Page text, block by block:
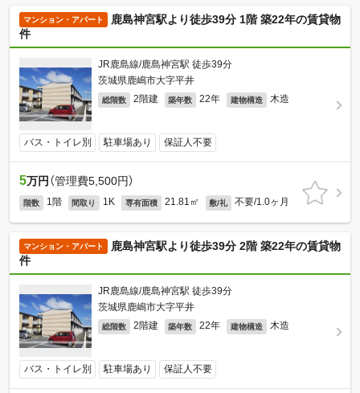
マンション・アパート
鹿島神宮駅より徒歩39分 1階 築22年の賃貸物
件
JR鹿島線/鹿島神宮駅 徒歩39分
茨城県鹿嶋市大字平井
総階数 2階建 築年数 22年 建物構造 木造
バス・トイレ別 駐車場あり 保証人不要
5万円 （管理費5,500円）
階数 1階 間取り 1K 専有面積 21.81㎡ 敷/礼 不要/1.0ヶ月
マンション・アパート
鹿島神宮駅より徒歩39分 2階 築22年の賃貸物
件
JR鹿島線/鹿島神宮駅 徒歩39分
茨城県鹿嶋市大字平井
総階数 2階建 築年数 22年 建物構造 木造
バス・トイレ別 駐車場あり 保証人不要